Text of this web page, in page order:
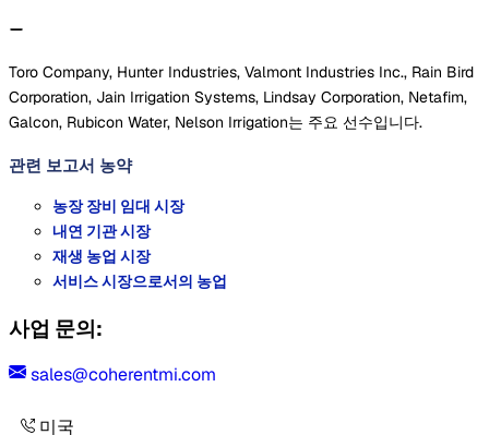
Toro Company, Hunter Industries, Valmont Industries Inc., Rain Bird
Corporation, Jain Irrigation Systems, Lindsay Corporation, Netafim,
Galcon, Rubicon Water, Nelson Irrigation는 주요 선수입니다.
관련 보고서 농약
농장 장비 임대 시장
내연 기관 시장
재생 농업 시장
서비스 시장으로서의 농업
사업 문의:
sales@coherentmi.com
미국